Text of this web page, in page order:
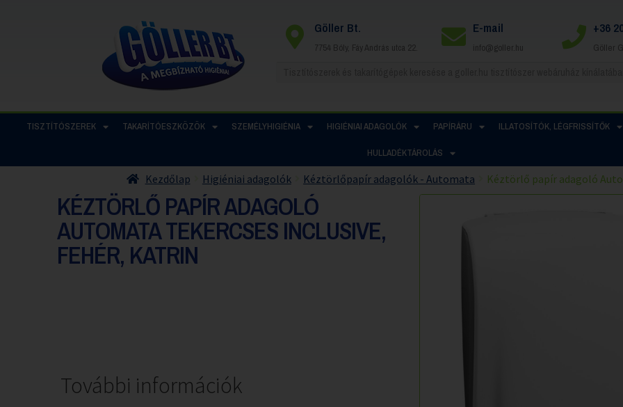
Göller Bt.
7754 Bóly, Fáy András utca 22.
E-mail
info@goller.hu
+36
Göller
TISZTÍTÓSZEREK TAKARÍTÓESZKÖZÖK SZEMÉLYHIGIÉNIA HIGIÉNIAI ADAGOLÓK PAPÍRÁRU ILLATOSÍTÓK, LÉGFRISSÍTŐK
HULLADÉKTÁROLÁS
Kezdőlap Higiéniai adagolók Kéztörlőpapír adagolók - Automata Kéztörlő papír adagoló
KÉZTÖRLŐ PAPÍR ADAGOLÓ
AUTOMATA TEKERCSES INCLUSIVE,
FEHÉR, KATRIN
További információk